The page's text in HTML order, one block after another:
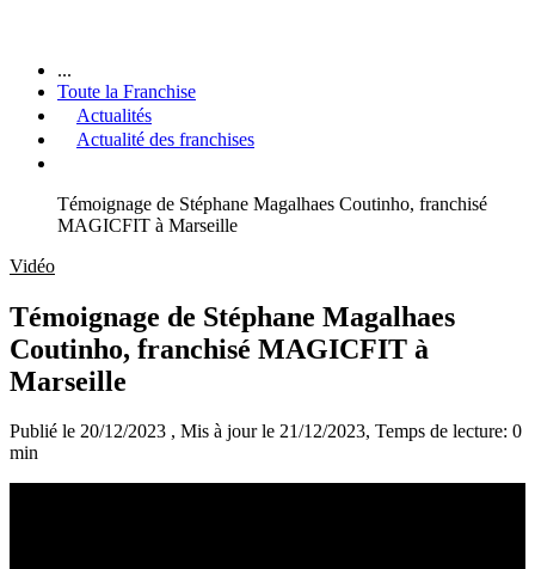
...
Toute la Franchise
Actualités
Actualité des franchises
Témoignage de Stéphane Magalhaes Coutinho, franchisé
MAGICFIT à Marseille
Vidéo
Témoignage de Stéphane Magalhaes
Coutinho, franchisé MAGICFIT à
Marseille
Publié le 20/12/2023 , Mis à jour le 21/12/2023, Temps de lecture: 0
min